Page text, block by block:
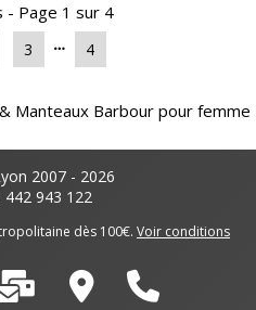
- Page 1 sur 4
3 4
Manteaux Barbour pour femme
2007 - 2026
442 943 122
dès 100€. Voir conditions